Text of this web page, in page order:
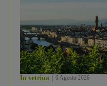
In vetrina 6 Agosto 2026